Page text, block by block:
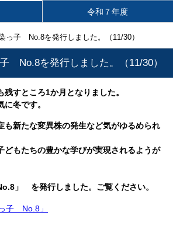
令和７年度
っ子 No.8を発行しました。（11/30）
No.8を発行しました。（11/30）
すところ1か月となりました。
冬です。
も新たな変異株の発生など気がゆるめられ
どもたちの豊かな学びが実現されるようが
」 を発行しました。ご覧ください。
子 No.8」